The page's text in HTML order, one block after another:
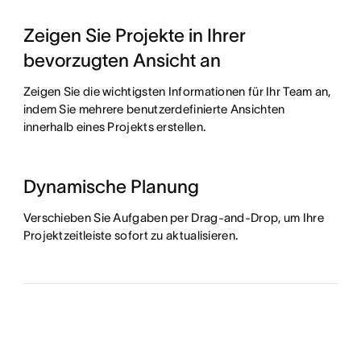
Zeigen Sie Projekte in Ihrer
bevorzugten Ansicht an
Zeigen Sie die wichtigsten Informationen für Ihr Team an,
indem Sie mehrere benutzerdefinierte Ansichten
innerhalb eines Projekts erstellen.
Dynamische Planung
Verschieben Sie Aufgaben per Drag-and-Drop, um Ihre
Projektzeitleiste sofort zu aktualisieren.